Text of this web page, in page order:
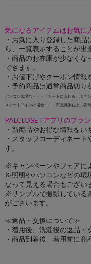
気になるアイテムはお気に
・お気に入り登録した商
ら、一覧表示することが出
・商品のお在庫が少なく
できます。
・お値下げやクーポン情報
・予約商品は通常商品切り
パソコンの場合・・・「カートに入れる」ボタ
スマートフォンの場合・・・商品画像右上に表
PALCLOSETアプリのブラ
・新商品やお得な情報をい
・スタッフコーディネー
す。
※キャンペーンやフェアに
※照明やパソコンなどの環
なって見える場合もござい
※サンプルで撮影している
がございます。
≪返品・交換について≫
・着用後、洗濯後の返品・
・商品到着後、着用前に商